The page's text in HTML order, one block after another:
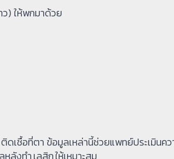
) ให้พกมาด้วย
เชื้อที่ตา ข้อมูลเหล่านี้ช่วยแพทย์ประเมินค
ลังทำ เลสิก ให้เหมาะสม